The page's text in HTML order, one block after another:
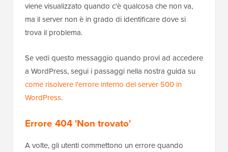
viene visualizzato quando c'è qualcosa che non va,
ma il server non è in grado di identificare dove si
trova il problema.
Se vedi questo messaggio quando provi ad accedere
a WordPress, segui i passaggi nella nostra guida su
come risolvere l'errore interno del server 500 in
WordPress.
Errore 404 'Non trovato'
A volte, gli utenti commettono un errore quando